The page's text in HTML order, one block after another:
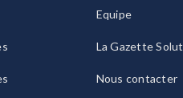
Equipe
La Gazette
Nous contacter